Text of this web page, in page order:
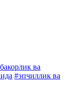
ва
#эпчиллик ва